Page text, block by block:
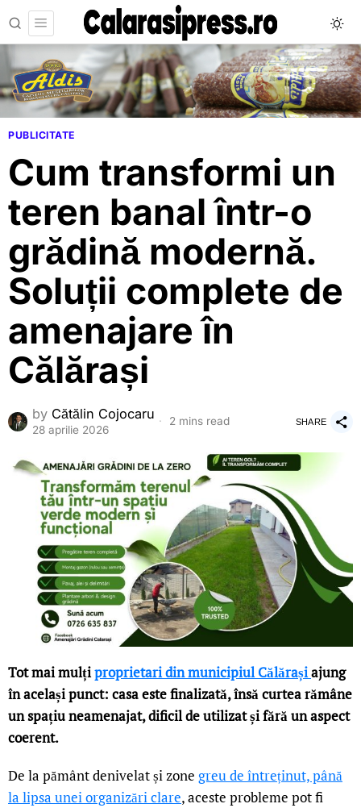
PUBLICITATE
Cum transformi un
teren banal într-o
grădină modernă.
Soluții complete de
amenajare în
Călărași
by Cătălin Cojocaru
28 aprilie 2026
2 mins read SHARE
Tot mai mulțiproprietari din municipiul Călărașiajung
în același punct: casa este finalizată, însă curtea rămâne
un spațiu neamenajat, dificil de utilizat și fără un aspect
coerent.
De la pământ denivelat și zone greu de întreținut, până
la lipsa unei organizări clare, aceste probleme pot fi